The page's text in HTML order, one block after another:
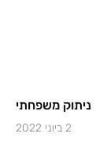
ניתוק משפחתי
2 ביוני 2022